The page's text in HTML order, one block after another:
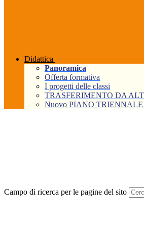
Didattica
Panoramica
Offerta formativa
I progetti delle classi
TRASFERIMENTO DA
Nuovo PIANO TRIENNALE
Campo di ricerca per le pagine del sito